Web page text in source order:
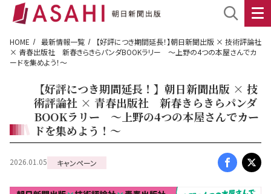
HOME 最新情報一覧
【好評につき期間延長！】朝日新聞出版 × 技術評論社
× 青春出版社 新春きらきらパンダBOOKラリー ～上野の4つの本屋さんでカ
ードを集めよう！～
【好評につき期間延長！】朝日新聞出版 × 技
術評論社 × 青春出版社 新春きらきらパンダ
BOOKラリー ～上野の4つの本屋さんでカー
ドを集めよう！～
2026.01.05 キャンペーン